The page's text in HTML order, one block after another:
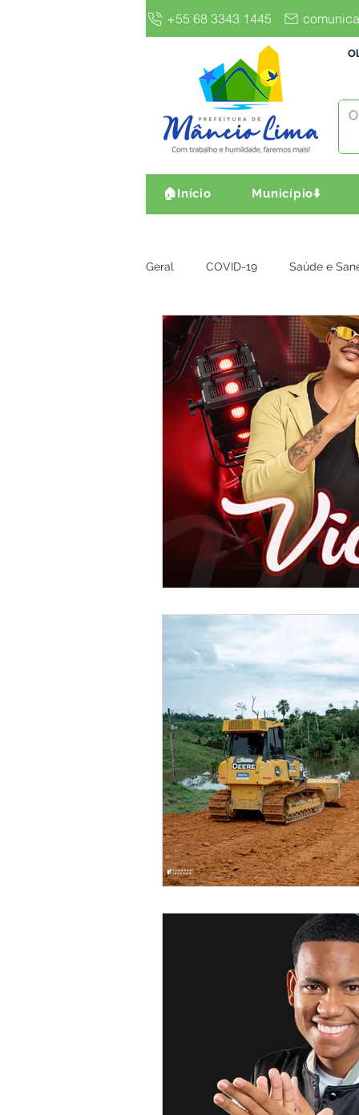
+55 68 3343 1445
🏠Início Município⬇️
Geral COVID-19 Saúde e
Gestão e Finanças Infra,
Meio Ambiente Concursos
Datas Comemorativas
Convênios e Parcerias
Saúde Vigilãncia Sanitária